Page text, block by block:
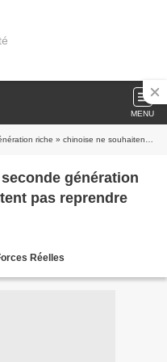
MENU
ne souhaitent pas reprendre l'entreprise familiale
génération
pas reprendre
Réelles